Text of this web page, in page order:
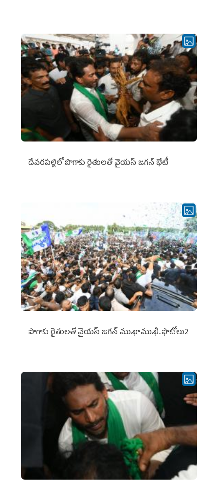
దేవరపల్లిలో పొగాకు రైతులతో వైయస్ జగన్ భేటీ
పొగాకు రైతుల‌తో వైయ‌స్ జ‌గ‌న్ ముఖాముఖి..ఫొటోలు2